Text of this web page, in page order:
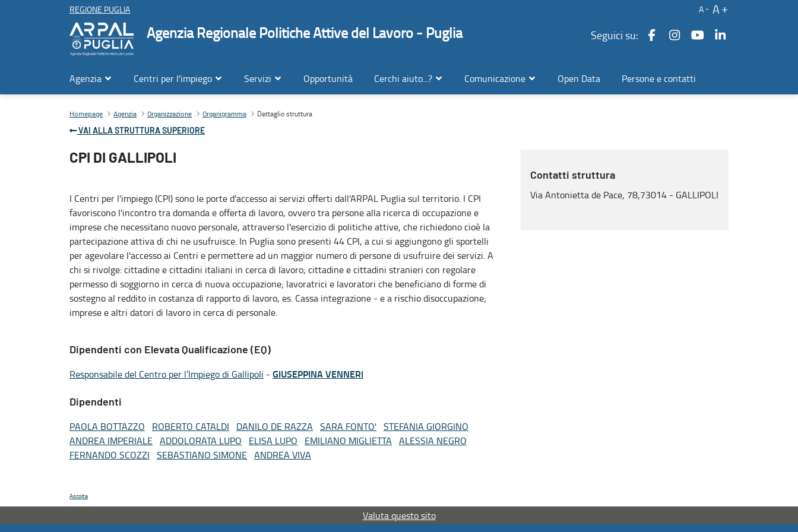
REGIONE PUGLIA A A
Agenzia Regionale Politiche Attive del Lavoro - Puglia Seguici su:
Agenzia Centri per l'impiego Servizi Opportunità Cerchi aiuto...? Comunicazione Open Data Persone e contatti
Dettaglio struttura
Contenuto principale
Homepage Agenzia Organizzazione Organigramma Dettaglio struttura
VAI ALLA STRUTTURA SUPERIORE
CPI DI GALLIPOLI
I Centri per l'impiego (CPI) sono le porte d'accesso ai servizi offerti dall'ARPAL Puglia sul territorio. I CPI
favoriscono l'incontro tra domanda e offerta di lavoro, ovvero tra persone alla ricerca di occupazione e
imprese che necessitano nuovo personale, attraverso l'esercizio di politiche attive, che richiedono cioè la
partecipazione attiva di chi ne usufruisce. In Puglia sono presenti 44 CPI, a cui si aggiungono gli sportelli
per agevolare l'accesso ai Centri e permettere ad un maggior numero di persone di usufruire dei servizi. A
chi si rivolge: cittadine e cittadini italiani in cerca di lavoro; cittadine e cittadini stranieri con regolare
permesso di soggiorno in cerca di nuova occupazione; lavoratrici e lavoratori che beneficiano di forme di
sostegno al reddito in costanza di rapporto di lavoro, es. Cassa integrazione - e a rischio disoccupazione;
imprese e altri datori di lavoro in cerca di personale.
Dipendenti con Elevata Qualificazione (EQ)
Responsabile del Centro per l’Impiego di Gallipoli - GIUSEPPINA VENNERI
Dipendenti
PAOLA BOTTAZZO ROBERTO CATALDI DANILO DE RAZZA SARA FONTO' STEFANIA GIORGINO
ANDREA IMPERIALE ADDOLORATA LUPO ELISA LUPO EMILIANO MIGLIETTA ALESSIA NEGRO
FERNANDO SCOZZI SEBASTIANO SIMONE ANDREA VIVA
Contatti struttura
Via Antonietta de Pace, 78,73014 - GALLIPOLI
Ascolta
Valuta questo sito